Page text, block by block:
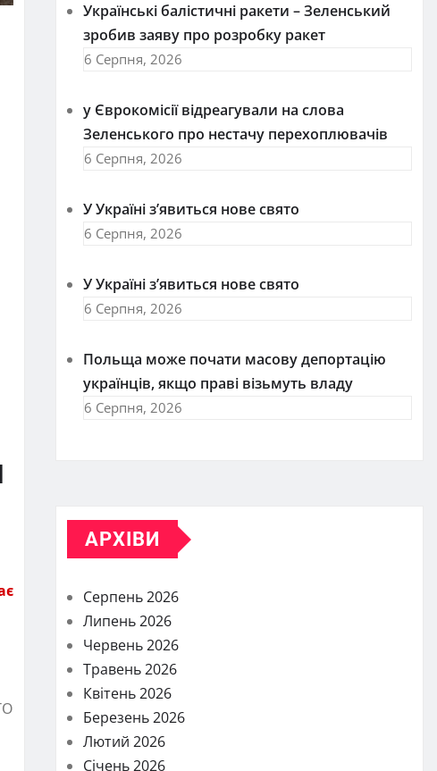
Українські балістичні ракети – Зеленський
зробив заяву про розробку ракет
6 Серпня, 2026
у Єврокомісії відреагували на слова
Зеленського про нестачу перехоплювачів
6 Серпня, 2026
У Україні з’явиться нове свято
6 Серпня, 2026
У Україні з’явиться нове свято
6 Серпня, 2026
Польща може почати масову депортацію
українців, якщо праві візьмуть владу
6 Серпня, 2026
АРХІВИ
Серпень 2026
Липень 2026
Червень 2026
Травень 2026
Квітень 2026
Березень 2026
Лютий 2026
Січень 2026